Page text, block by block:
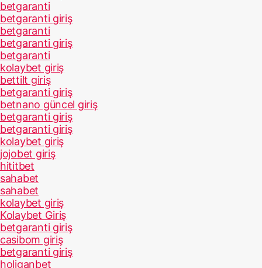
betgaranti
betgaranti giriş
betgaranti
betgaranti giriş
betgaranti
kolaybet giriş
bettilt giriş
betgaranti giriş
betnano güncel giriş
betgaranti giriş
betgaranti giriş
kolaybet giriş
jojobet giriş
hititbet
sahabet
sahabet
kolaybet giriş
Kolaybet Giriş
betgaranti giriş
casibom giriş
betgaranti giriş
holiganbet